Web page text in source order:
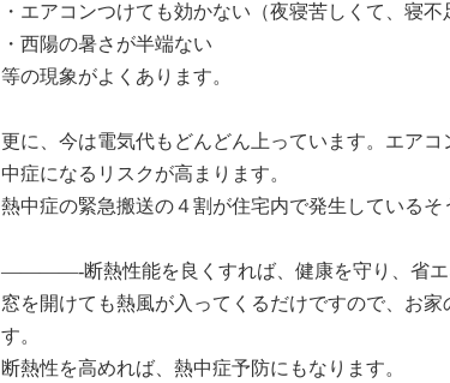
・エアコンつけても効かない（夜寝苦しくて、寝
・西陽の暑さが半端ない
等の現象がよくあります。
更に、今は電気代もどんどん上っています。エア
中症になるリスクが高まります。
熱中症の緊急搬送の４割が住宅内で発生しているそ
————-断熱性能を良くすれば、健康を守り、
窓を開けても熱風が入ってくるだけですので、お
す。
断熱性を高めれば、熱中症予防にもなります。